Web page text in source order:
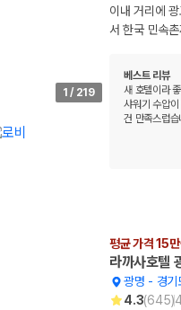
1 / 219
이내 거리에
서 한국 민속
베스트 리뷰
새 호텔이라
샤워기 수압
건 만족스럽습
평균 가격 15만
라까사호텔
광명 - 경기
4.3(645)